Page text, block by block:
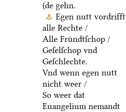
(de gehn.
Egen nutt vordrifft
alle Rechte /
Alle Fruͤndtſchop /
Geſelſchop vnd
Geſchlechte.
Vnd wenn egen nutt
nicht weer /
So weer dat
Euangelium nemandt